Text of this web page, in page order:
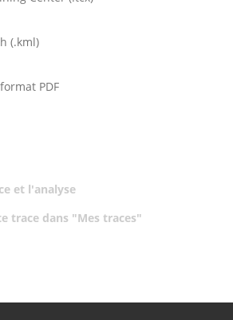
(.kml)
PDF
et l'analyse
trace dans "Mes traces"